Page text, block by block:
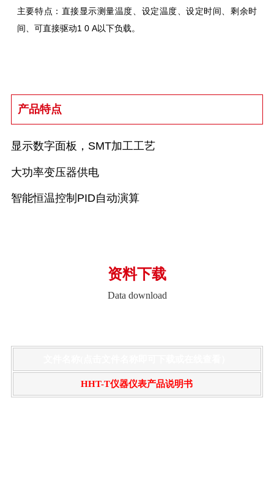
主要特点：直接显示测量温度、设定温度、设定时间、剩余时
间、可直接驱动1 0 A以下负载。
产品特点
显示数字面板，SMT加工工艺
大功率变压器供电
智能恒温控制PID自动演算
资料下载
Data download
HHT-T仪器仪表产品说明书